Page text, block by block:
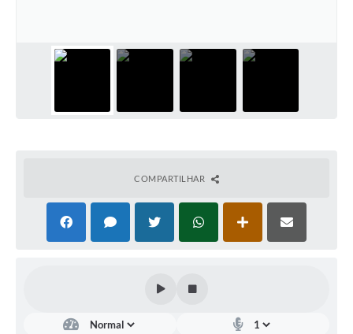
COMPARTILHAR